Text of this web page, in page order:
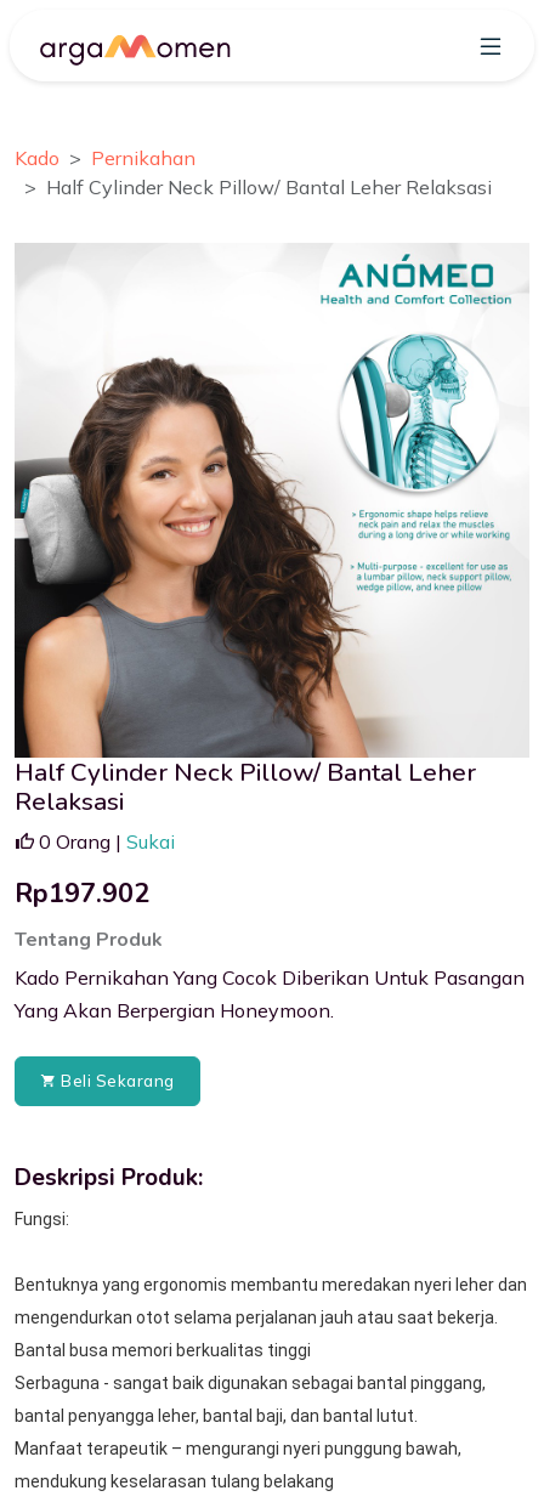
Kado
Pernikahan
Half Cylinder Neck Pillow/ Bantal Leher Relaksasi
Half Cylinder Neck Pillow/ Bantal Leher
Relaksasi
0 Orang | Sukai
Rp197.902
Tentang Produk
Kado Pernikahan Yang Cocok Diberikan Untuk Pasangan
Yang Akan Berpergian Honeymoon.
Beli Sekarang
Deskripsi Produk:
Fungsi:
Bentuknya yang ergonomis membantu meredakan nyeri leher dan
mengendurkan otot selama perjalanan jauh atau saat bekerja.
Bantal busa memori berkualitas tinggi
Serbaguna - sangat baik digunakan sebagai bantal pinggang,
bantal penyangga leher, bantal baji, dan bantal lutut.
Manfaat terapeutik – mengurangi nyeri punggung bawah,
mendukung keselarasan tulang belakang